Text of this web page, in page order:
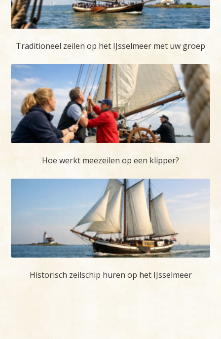
Traditioneel zeilen op het IJsselmeer met uw groep
Hoe werkt meezeilen op een klipper?
Historisch zeilschip huren op het IJsselmeer